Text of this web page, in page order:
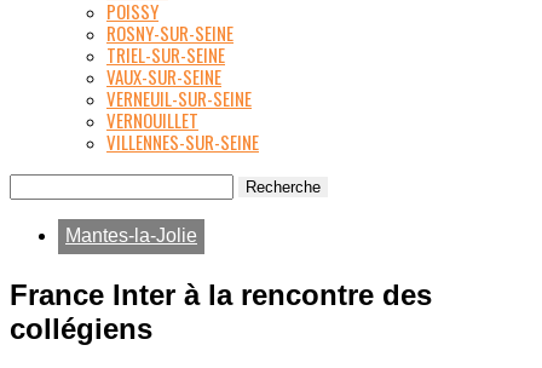
POISSY
ROSNY-SUR-SEINE
TRIEL-SUR-SEINE
VAUX-SUR-SEINE
VERNEUIL-SUR-SEINE
VERNOUILLET
VILLENNES-SUR-SEINE
Mantes-la-Jolie
France Inter à la rencontre des
collégiens